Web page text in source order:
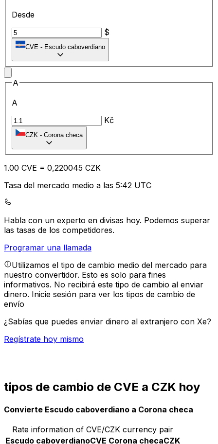
Desde
$
CVE - Escudo caboverdiano
A
A
Kč
CZK - Corona checa
1.00 CVE = 0,220045 CZK
Tasa del mercado medio a las 5:42 UTC
Habla con un experto en divisas hoy. Podemos superar
las tasas de los competidores.
Programar una llamada
Utilizamos el tipo de cambio medio del mercado para
nuestro convertidor. Esto es solo para fines
informativos. No recibirá este tipo de cambio al enviar
dinero. Inicie sesión para ver los tipos de cambio de
envío
¿Sabías que puedes enviar dinero al extranjero con Xe?
Regístrate hoy mismo
tipos de cambio de CVE a CZK hoy
Convierte Escudo caboverdiano a Corona checa
Rate information of CVE/CZK currency pair
Escudo caboverdianoCVE Corona checaCZK